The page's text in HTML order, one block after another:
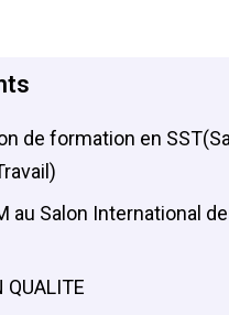
de formation en
au Salon International
QUALITE